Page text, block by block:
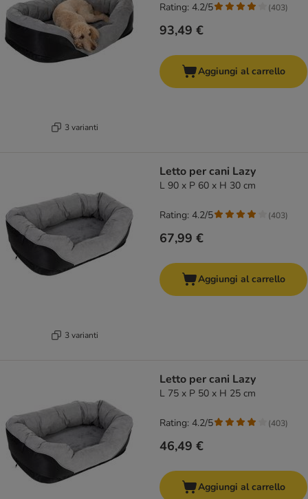
3 varianti
93,49 €
Rating: 4.2/5 (403)
Aggiungi al carrello
3 varianti
Letto per cani Lazy
L 90 x P 60 x H 30 cm
67,99 €
Rating: 4.2/5 (403)
Aggiungi al carrello
Letto per cani Lazy
L 75 x P 50 x H 25 cm
46,49 €
Rating: 4.2/5 (403)
Aggiungi al carrello